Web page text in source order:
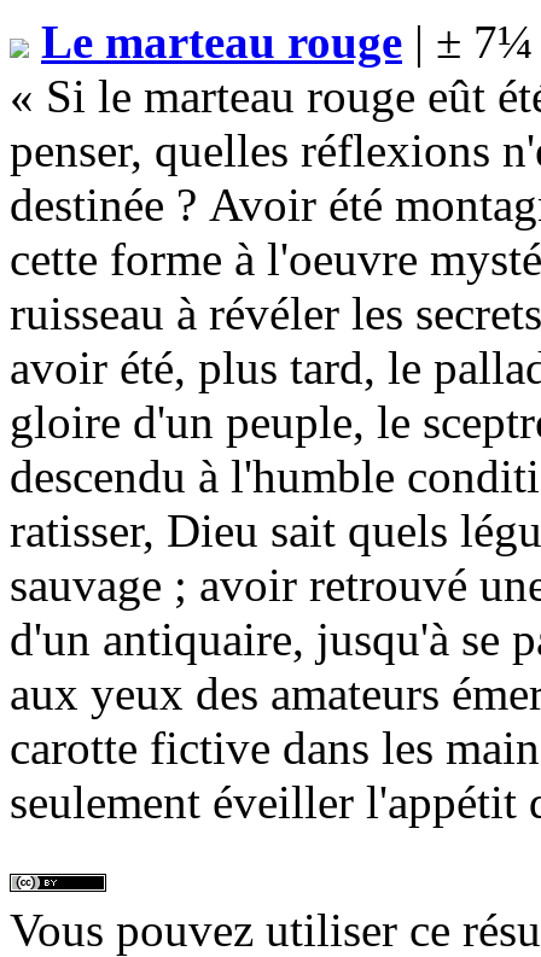
Le marteau rouge | ± 7¼
« Si le marteau rouge eût
penser, quelles réflexions
destinée ? Avoir été
cette forme à l'oeuvre
ruisseau à révéler les
avoir été, plus tard, le
gloire d'un peuple, le
descendu à l'humble
ratisser, Dieu sait quels
sauvage ; avoir retrouvé
d'un antiquaire, jusqu'à se
aux yeux des amateurs
carotte fictive dans les
seulement éveiller l'appétit
Vous pouvez utiliser ce